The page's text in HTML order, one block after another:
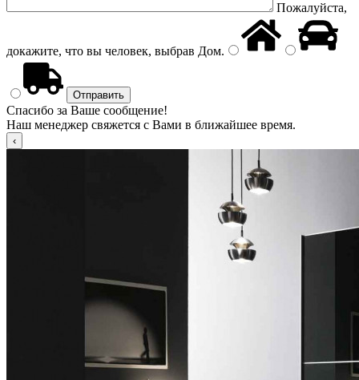
Пожалуйста,
докажите, что вы человек, выбрав Дом.
Спасибо за Ваше сообщение!
Наш менеджер свяжется с Вами в ближайшее время.